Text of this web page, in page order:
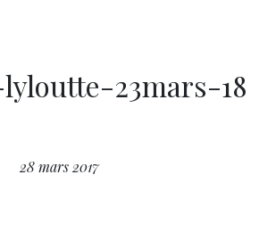
23mars-18
28 mars 2017